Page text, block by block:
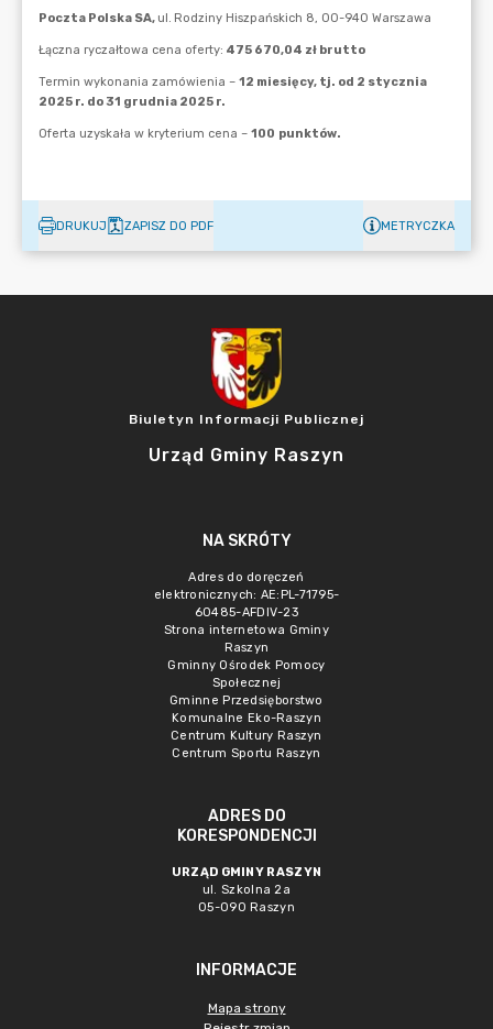
DRUKUJ ZAPISZ DO PDF METRYCZKA
Biuletyn Informacji Publicznej
Urząd Gminy Raszyn
NA SKRÓTY
Adres do doręczeń
elektronicznych: AE:PL-71795-
60485-AFDIV-23
Strona internetowa Gminy
Raszyn
Gminny Ośrodek Pomocy
Społecznej
Gminne Przedsięborstwo
Komunalne Eko-Raszyn
Centrum Kultury Raszyn
Centrum Sportu Raszyn
ADRES DO
KORESPONDENCJI
URZĄD GMINY RASZYN
ul. Szkolna 2a
05-090 Raszyn
INFORMACJE
Mapa strony